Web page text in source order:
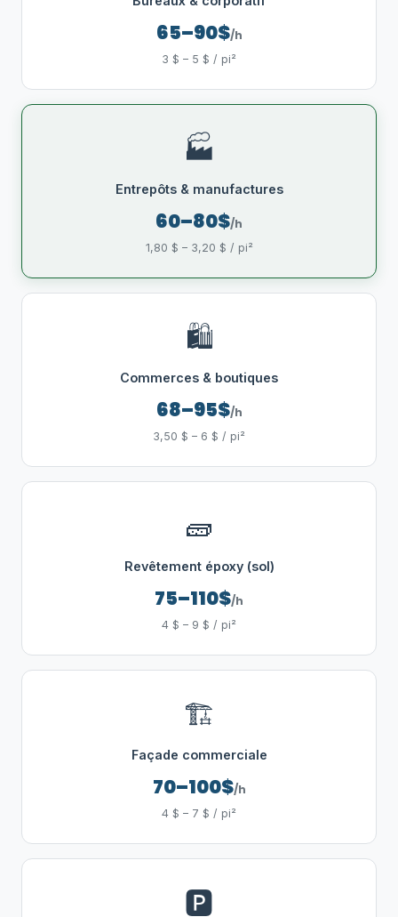
65–90$/h
3 $ – 5 $ / pi²
🏭
Entrepôts & manufactures
60–80$/h
1,80 $ – 3,20 $ / pi²
🛍️
Commerces & boutiques
68–95$/h
3,50 $ – 6 $ / pi²
🧱
Revêtement époxy (sol)
75–110$/h
4 $ – 9 $ / pi²
🏗️
Façade commerciale
70–100$/h
4 $ – 7 $ / pi²
🅿️